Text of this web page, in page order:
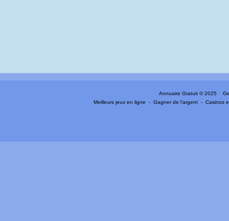
Annuaire Gratuit © 2025
Meilleurs jeux en ligne
-Gagner de l'argent -Casinos